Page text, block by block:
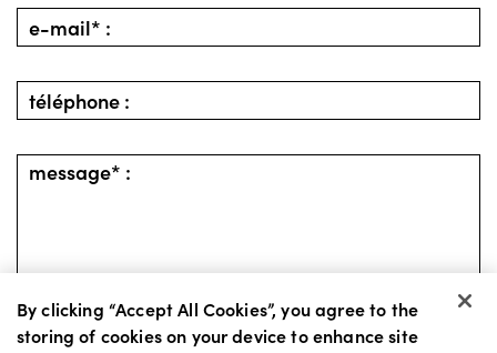
retour envoyer
By clicking “Accept All Cookies”, you agree to the
storing of cookies on your device to enhance site